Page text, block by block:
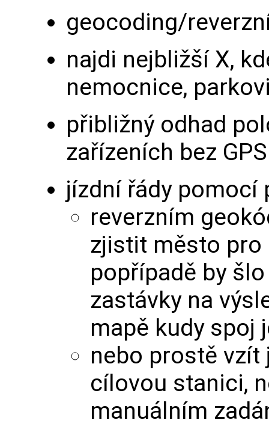
geocoding/
najdi nejbližší X,
nemocnice,
přibližný odhad
zařízeních bez GPS
jízdní řády
reverzním
zjistit město pro
popřípadě by
zastávky na
mapě kudy spoj
nebo prostě
cílovou stanici,
manuálním